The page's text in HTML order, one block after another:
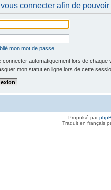
connecter afin de
mon mot de passe
connecter automatiquement lors de chaque
mon statut en ligne lors de cette
Propulsé par
Traduit en français